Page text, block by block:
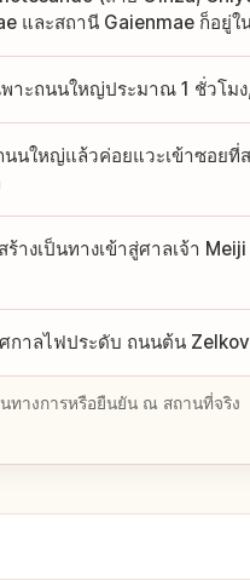
และสถานี Gaienmae ก็อยู่ใ
พาะถนนใหญ่ประมาณ 1 ชั่วโม
นนใหญ่แล้วค่อยแวะเข้าซอยที่
างเป็นทางเข้าสู่ศาลเจ้า
กาลไฟประดับ ถนนต้น
ทางการหรือยืนยัน ณ สถานที่จริง